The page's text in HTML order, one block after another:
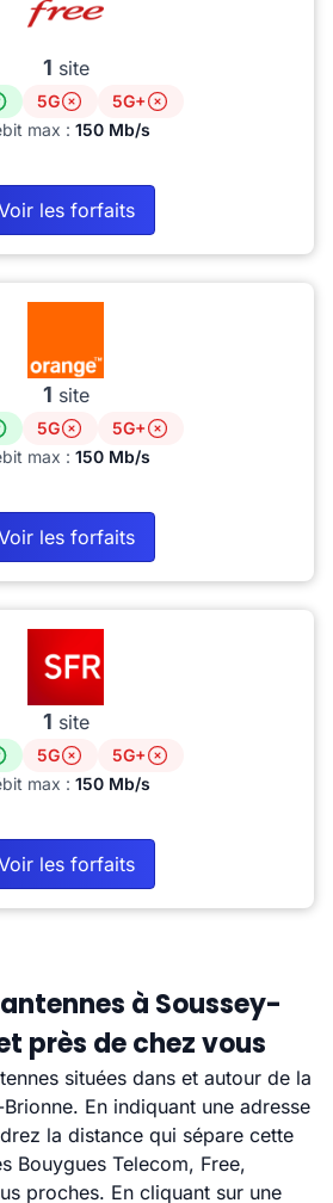
1 site
5G
5G+
max : 150 Mb/s
les forfaits
1 site
5G
5G+
max : 150 Mb/s
les forfaits
1 site
5G
5G+
max : 150 Mb/s
les forfaits
à Soussey-
près de chez vous
situées dans et autour de la
En indiquant une adresse
la distance qui sépare cette
Bouygues Telecom, Free,
proches. En cliquant sur une